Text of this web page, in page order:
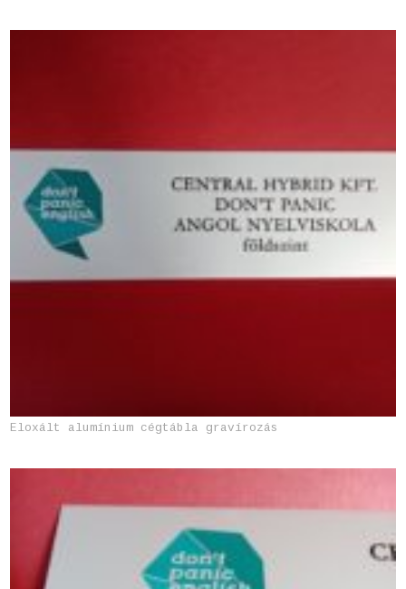
Eloxált alumínium cégtábla gravírozás